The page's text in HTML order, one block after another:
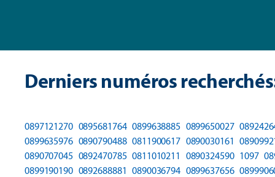
Derniers numéros
0897121270 0895681764 0899638885 0899650027
0899635976 0890790488 0811900617 0890030161
0890707045 0892470785 0811010211 0890324590 1097
0899190190 0892688881 0890036794 0899637656